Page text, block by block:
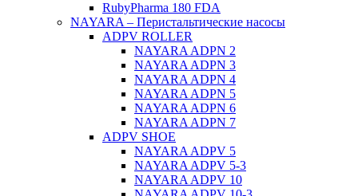
RubyPharma 180 FDA
NAYARA – Перистальтические насосы
ADPV ROLLER
NAYARA ADPN 2
NAYARA ADPN 3
NAYARA ADPN 4
NAYARA ADPN 5
NAYARA ADPN 6
NAYARA ADPN 7
ADPV SHOE
ΝAYARA ADPV 5
NAYARA ADPV 5-3
NAYARA ADPV 10